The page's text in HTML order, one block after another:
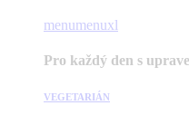
menumenuxl
Pro každý den s
VEGETARIÁN